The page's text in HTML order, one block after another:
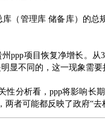
（管理库 储备库）的
州ppp项目恢复净增长。从
显不同的，这一现象需要
性分析看，ppp将影响长
者可能都反映了政府“去